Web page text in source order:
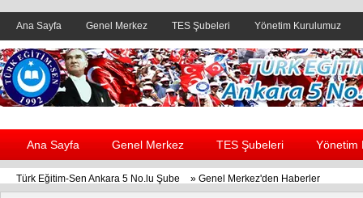
Ana Sayfa Genel Merkez TES Şubeleri Yönetim Kurulumuz
Header yanı reklam alanı
Ana Sayfa Genel Merkez TES Şubeleri Yönetim
Türk Eğitim-Sen Ankara 5 No.lu Şube » Genel Merkez'den Haberler